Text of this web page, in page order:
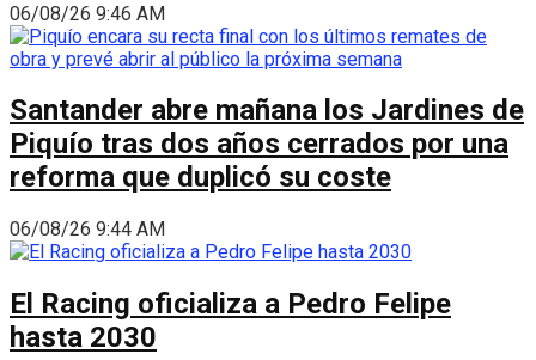
06/08/26 9:46 AM
Santander abre mañana los Jardines de
Piquío tras dos años cerrados por una
reforma que duplicó su coste
06/08/26 9:44 AM
El Racing oficializa a Pedro Felipe
hasta 2030